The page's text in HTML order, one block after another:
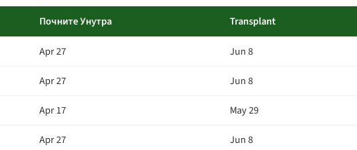
Почните Унутра Transplant
Apr 27 Jun 8
Apr 27 Jun 8
Apr 17 May 29
Apr 27 Jun 8